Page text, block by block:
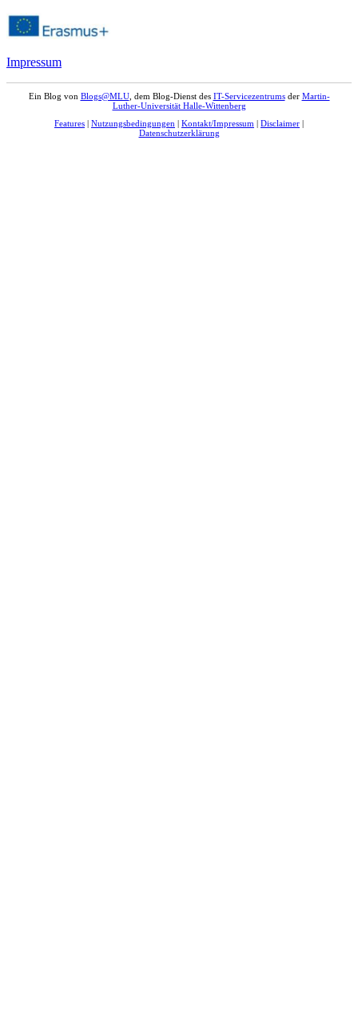
Impressum
Ein Blog von Blogs@MLU, dem Blog-Dienst des IT-Servicezentrumsder Martin-
Luther-Universität Halle-Wittenberg
Features | Nutzungsbedingungen | Kontakt/Impressum | Disclaimer |
Datenschutzerklärung